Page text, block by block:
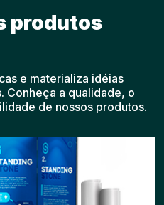
produtos
e materializa idéias
Conheça a qualidade, o
de nossos produtos.